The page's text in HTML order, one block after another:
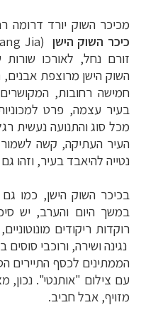
מכיכר השוק יורד דרומה
כיכר השוק הישן (
Jia
זורם נחל, לאורכו
השוק הישן מרוצפת אבנים,
חמישה רחובות,
בעיר עצמה, פרט
מכל סוג והתנועה נעשית
העיר העתיקה, קשה לשמור
נטייה להיאבד בעיר, וזהו
בכיכר השוק הישן, כמו
במשך היום והערב, יש
רוקדות ריקודים
נגינה ושירה, ורוכבי
הממתינים לכסף התיירים
עם צילום "אותנטי". נכון,
מזויף, אבל חביב.